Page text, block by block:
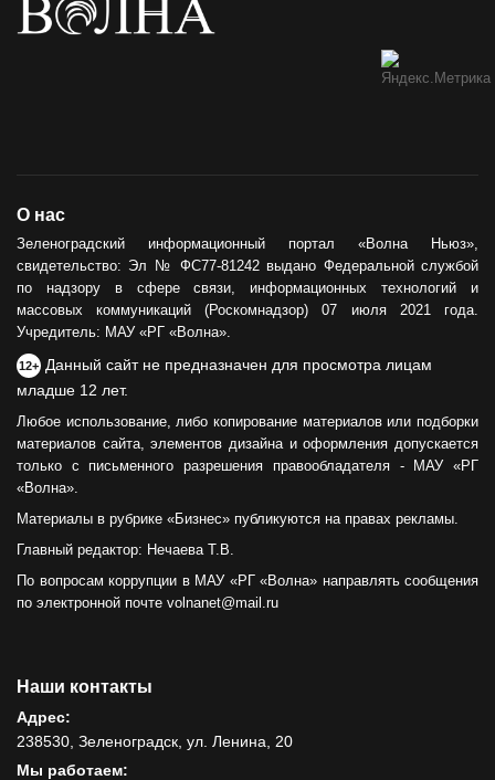
О нас
Зеленоградский информационный портал «Волна Ньюз»,
свидетельство: Эл № ФС77-81242 выдано Федеральной службой
по надзору в сфере связи, информационных технологий и
массовых коммуникаций (Роскомнадзор) 07 июля 2021 года.
Учредитель: МАУ «РГ «Волна».
12+ Данный сайт не предназначен для просмотра лицам
младше 12 лет.
Любое использование, либо копирование материалов или подборки
материалов сайта, элементов дизайна и оформления допускается
только с письменного разрешения правообладателя - МАУ «РГ
«Волна».
Материалы в рубрике «Бизнес» публикуются на правах рекламы.
Главный редактор: Нечаева Т.В.
По вопросам коррупции в МАУ «РГ «Волна» направлять сообщения
по электронной почте volnanet@mail.ru
Наши контакты
Адрес:
238530, Зеленоградск, ул. Ленина, 20
Мы работаем: